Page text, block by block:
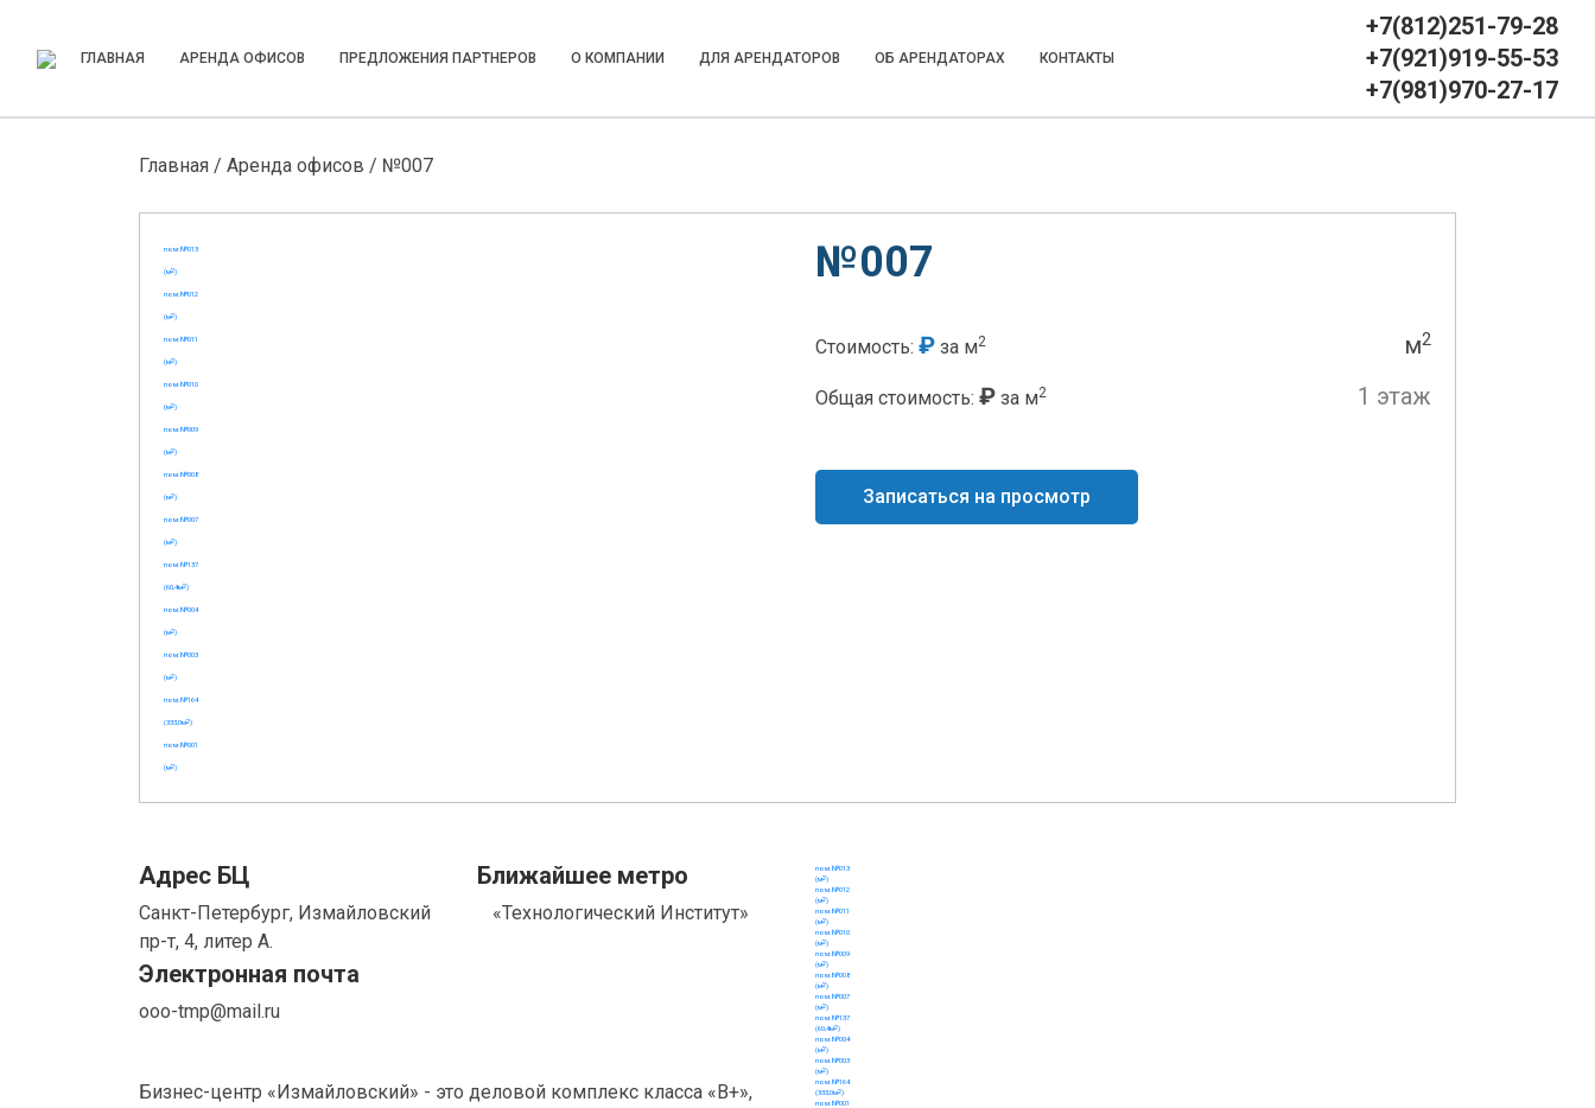
ГЛАВНАЯ АРЕНДА ОФИСОВ ПРЕДЛОЖЕНИЯ ПАРТНЕРОВ О КОМПАНИИ ДЛЯ АРЕНДАТОРОВ ОБ АРЕНДАТОРАХ КОНТАКТЫ
+7(812)251-79-28
+7(921)919-55-53
+7(981)970-27-17
Главная / Аренда офисов / №007
№007
Стоимость: ₽ за м2 м2
Общая стоимость: ₽ за м2 1 этаж
Записаться на просмотр
Адрес БЦ
Санкт-Петербург, Измайловский
пр-т, 4, литер А.
Ближайшее метро
«Технологический Институт»
Электронная почта
ooo-tmp@mail.ru
Бизнес-центр «Измайловский» - это деловой комплекс класса «B+»,